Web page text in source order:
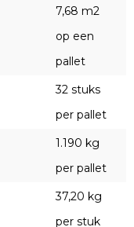
7,68 m2
op een
pallet
32 stuks
per pallet
1.190 kg
per pallet
37,20 kg
per stuk